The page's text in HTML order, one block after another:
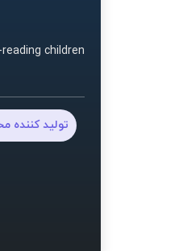
children
تولید کننده